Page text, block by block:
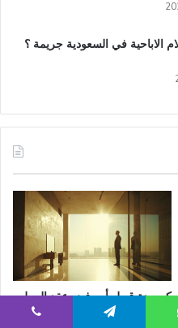
الاباحية في السعودية​ جريمة ؟
كم مدة قبول أو رفض عقد العمل
الإلكتروني في قوى؟